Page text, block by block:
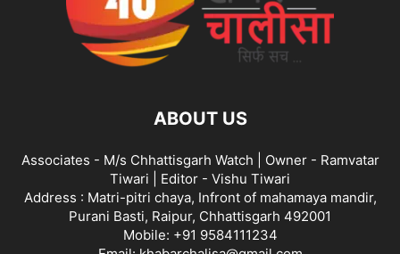
ABOUT US
Associates - M/s Chhattisgarh Watch | Owner - Ramvatar
Tiwari | Editor - Vishu Tiwari
Address : Matri-pitri chaya, Infront of mahamaya mandir,
Purani Basti, Raipur, Chhattisgarh 492001
Mobile: +91 9584111234